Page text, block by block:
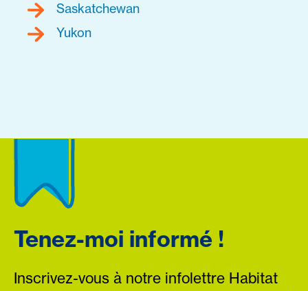
Saskatchewan
Yukon
Tenez-moi informé !
Inscrivez-vous à notre infolettre Habitat